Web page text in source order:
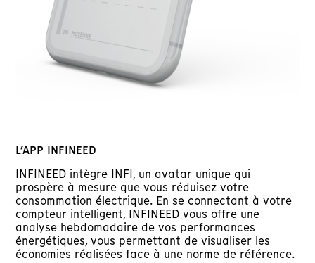
L’APP INFINEED
INFINEED intègre INFI, un avatar unique qui
prospère à mesure que vous réduisez votre
consommation électrique. En se connectant à votre
compteur intelligent, INFINEED vous offre une
analyse hebdomadaire de vos performances
énergétiques, vous permettant de visualiser les
économies réalisées face à une norme de référence.